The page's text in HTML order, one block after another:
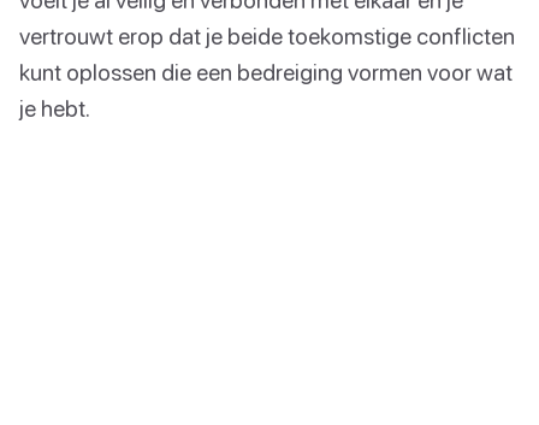
vertrouwt erop dat je beide toekomstige conflicten
kunt oplossen die een bedreiging vormen voor wat
je hebt.